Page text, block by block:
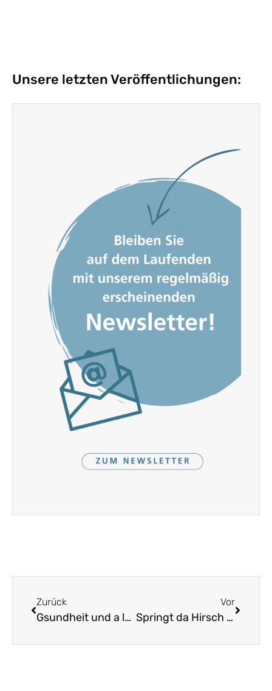
Unsere letzten Veröffentlichungen:
Zurück
Gsundheit und a langs Lebm
Vor
Springt da Hirsch übern Bach